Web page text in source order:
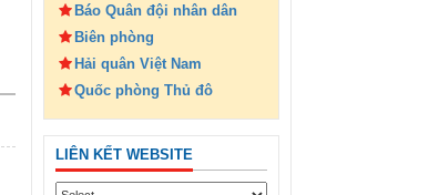
Báo Quân đội nhân dân
Biên phòng
Hải quân Việt Nam
Quốc phòng Thủ đô
LIÊN KẾT WEBSITE